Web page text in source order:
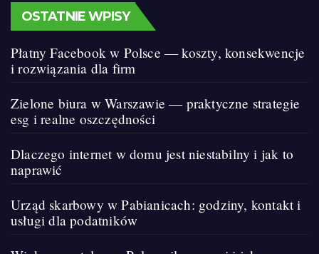
OSTATNIE WPISY
Płatny Facebook w Polsce — koszty, konsekwencje
i rozwiązania dla firm
Zielone biura w Warszawie — praktyczne strategie
esg i realne oszczędności
Dlaczego internet w domu jest niestabilny i jak to
naprawić
Urząd skarbowy w Pabianicach: godziny, kontakt i
usługi dla podatników